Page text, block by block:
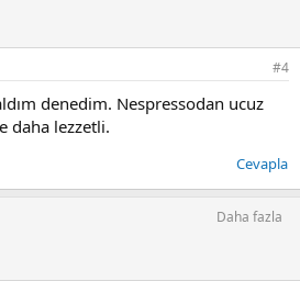
#4
denedim. Nespressodan ucuz
daha lezzetli.
Cevapla
Daha fazla